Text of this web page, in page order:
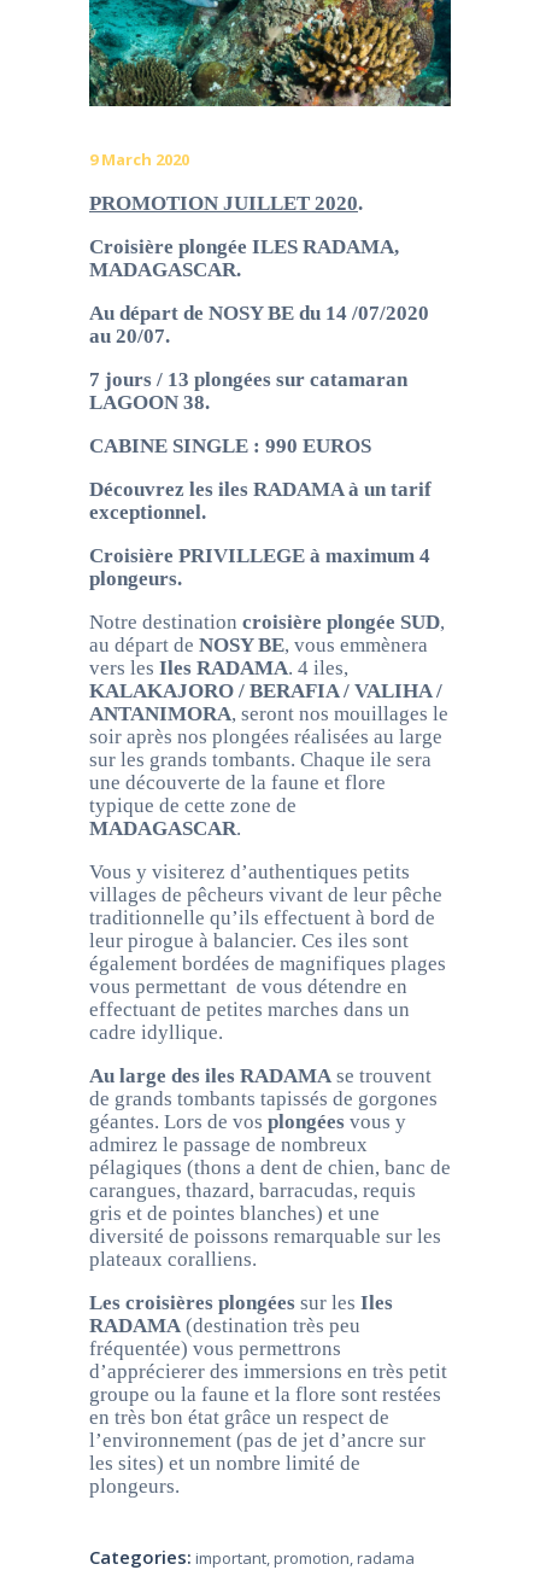
9 March 2020
PROMOTION JUILLET 2020.
Croisière plongée ILES RADAMA,
MADAGASCAR.
Au départ de NOSY BE du 14 /07/2020
au 20/07.
7 jours / 13 plongées sur catamaran
LAGOON 38.
CABINE SINGLE : 990 EUROS
Découvrez les iles RADAMA à un tarif
exceptionnel.
Croisière PRIVILLEGE à maximum 4
plongeurs.
Notre destination croisière plongée SUD,
au départ de NOSY BE, vous emmènera
vers les Iles RADAMA. 4 iles,
KALAKAJORO / BERAFIA / VALIHA /
ANTANIMORA, seront nos mouillages le
soir après nos plongées réalisées au large
sur les grands tombants. Chaque ile sera
une découverte de la faune et flore
typique de cette zone de
MADAGASCAR.
Vous y visiterez d’authentiques petits
villages de pêcheurs vivant de leur pêche
traditionnelle qu’ils effectuent à bord de
leur pirogue à balancier. Ces iles sont
également bordées de magnifiques plages
vous permettant de vous détendre en
effectuant de petites marches dans un
cadre idyllique.
Au large des iles RADAMA se trouvent
de grands tombants tapissés de gorgones
géantes. Lors de vos plongées vous y
admirez le passage de nombreux
pélagiques (thons a dent de chien, banc de
carangues, thazard, barracudas, requis
gris et de pointes blanches) et une
diversité de poissons remarquable sur les
plateaux coralliens.
Les croisières plongées sur les Iles
RADAMA (destination très peu
fréquentée) vous permettrons
d’apprécierer des immersions en très petit
groupe ou la faune et la flore sont restées
en très bon état grâce un respect de
l’environnement (pas de jet d’ancre sur
les sites) et un nombre limité de
plongeurs.
Categories: important,promotion,radama